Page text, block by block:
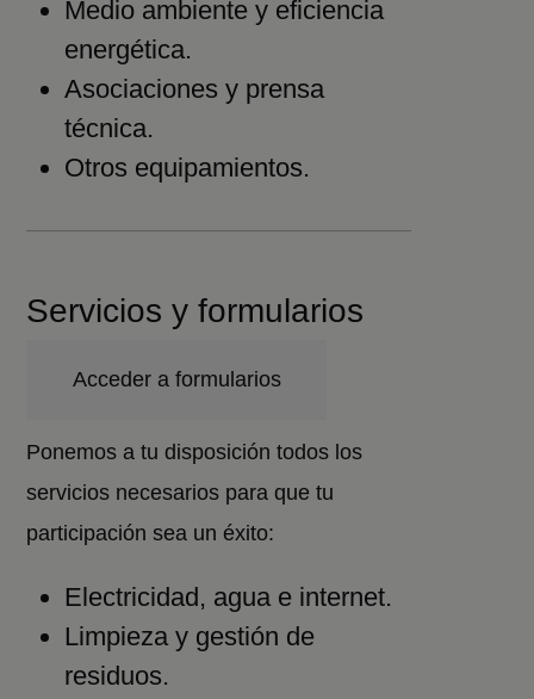
Medio ambiente y eficiencia
energética.
Asociaciones y prensa
técnica.
Otros equipamientos.
Servicios y formularios
Acceder a formularios
Ponemos a tu disposición todos los
servicios necesarios para que tu
participación sea un éxito:
Electricidad, agua e internet.
Limpieza y gestión de
residuos.